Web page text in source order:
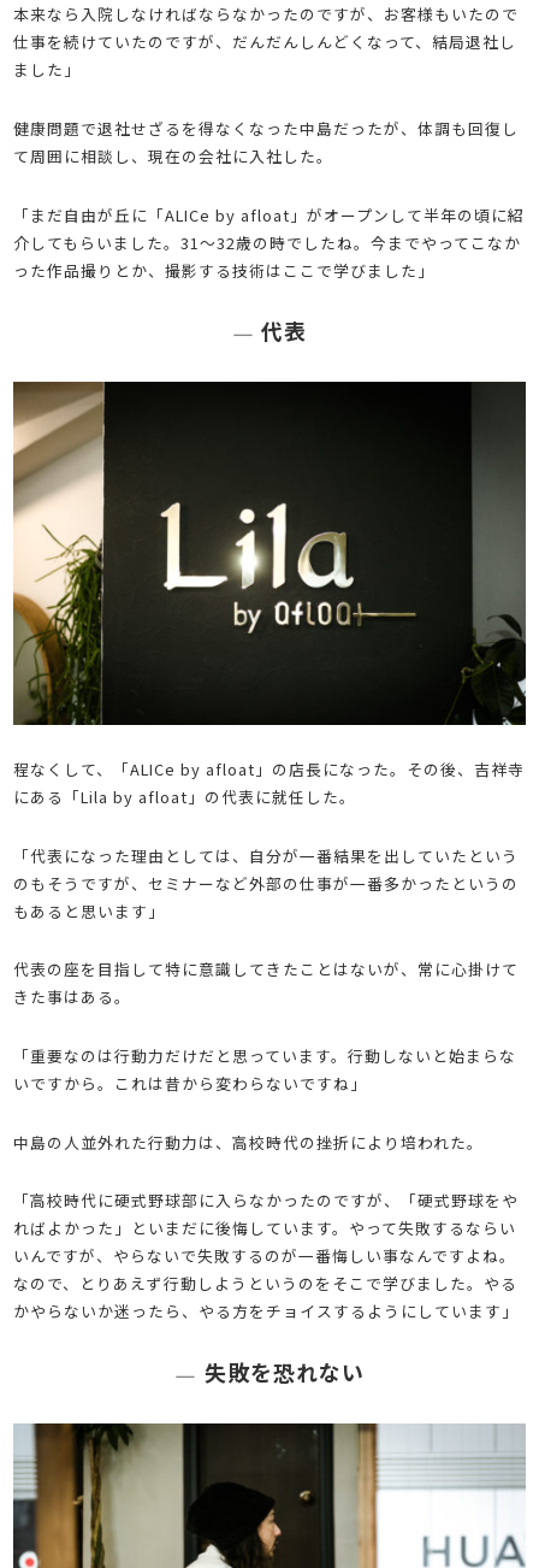
本来なら入院しなければならなかったのですが、お客様もいたので
仕事を続けていたのですが、だんだんしんどくなって、結局退社し
ました」
健康問題で退社せざるを得なくなった中島だったが、体調も回復し
て周囲に相談し、現在の会社に入社した。
「まだ自由が丘に「ALICe by afloat」がオープンして半年の頃に紹
介してもらいました。31〜32歳の時でしたね。今までやってこなか
った作品撮りとか、撮影する技術はここで学びました」
代表
程なくして、「ALICe by afloat」の店長になった。その後、吉祥寺
にある「Lila by afloat」の代表に就任した。
「代表になった理由としては、自分が一番結果を出していたという
のもそうですが、セミナーなど外部の仕事が一番多かったというの
もあると思います」
代表の座を目指して特に意識してきたことはないが、常に心掛けて
きた事はある。
「重要なのは行動力だけだと思っています。行動しないと始まらな
いですから。これは昔から変わらないですね」
中島の人並外れた行動力は、高校時代の挫折により培われた。
「高校時代に硬式野球部に入らなかったのですが、「硬式野球をや
ればよかった」といまだに後悔しています。やって失敗するならい
いんですが、やらないで失敗するのが一番悔しい事なんですよね。
なので、とりあえず行動しようというのをそこで学びました。やる
かやらないか迷ったら、やる方をチョイスするようにしています」
失敗を恐れない